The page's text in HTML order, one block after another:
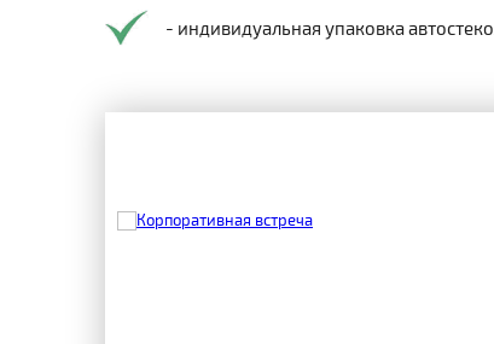
- индивидуальная упаковка